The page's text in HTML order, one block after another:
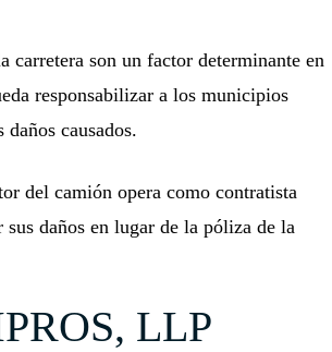
carretera son un factor determinante en
responsabilizar a los municipios
causados.
del camión opera como contratista
sus daños en lugar de la póliza de la
LLP